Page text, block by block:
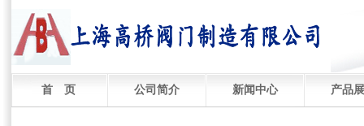
首 页 公司简介 新闻中心 产品